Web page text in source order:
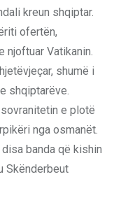
kreun shqiptar.
ofertën,
njoftuar Vatikanin.
shumë i
shqiptarëve.
e plotë
nga osmanët.
banda që kishin
Skënderbeut